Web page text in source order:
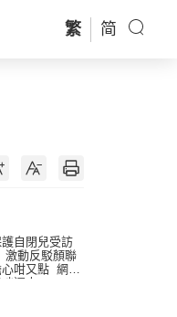
繁 简
自閉兒受訪
激動反駁顏聯
咁又點 網民
逼人